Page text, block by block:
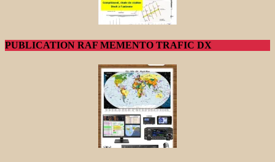
PUBLICATION RAF MEMENTO TRAFIC DX